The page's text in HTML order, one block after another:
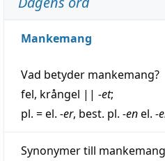
Mankemang
Vad betyder mankemang?
fel, krångel || -et;
pl. = el. -er, best. pl. -enel. -
Synonymer till mankemang